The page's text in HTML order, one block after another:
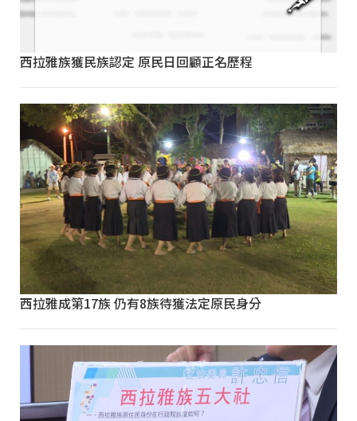
西拉雅族獲民族認定 原民日回顧正名歷程
西拉雅成第17族 仍有8族待獲法定原民身分